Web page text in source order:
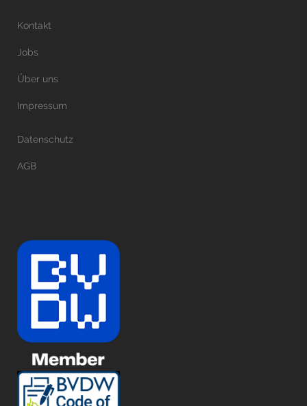
Kontakt
Jobs
Über uns
Impressum
Datenschutz
AGB